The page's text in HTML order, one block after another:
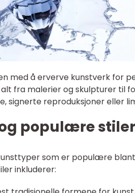
med å erverve kunstverk for
fra malerier og skulpturer til
signerte reproduksjoner eller
populære stiler
som er populære
inkluderer: